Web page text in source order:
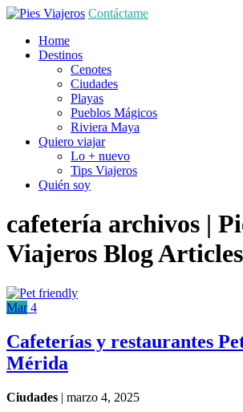
Contáctame
Home
Destinos
Cenotes
Ciudades
Playas
Pueblos Mágicos
Riviera Maya
Quiero viajar
Lo + nuevo
Tips Viajeros
Quién soy
cafetería archivos |
Viajeros Blog Articles
Mar 4
Cafeterías y restaurantes
Mérida
Ciudades | marzo 4, 2025